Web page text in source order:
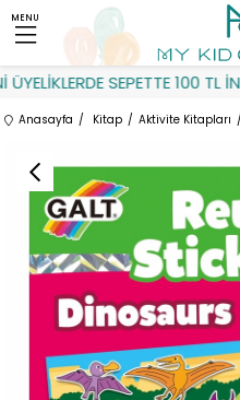
SEPETTE 100 TL
MENU
Anasayfa Kitap Aktivite Kitapları